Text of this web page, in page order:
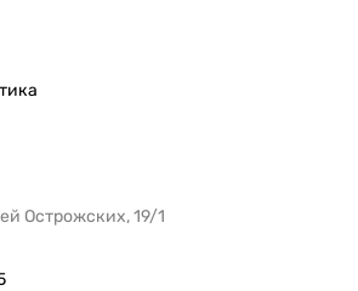
Острожских, 19/1